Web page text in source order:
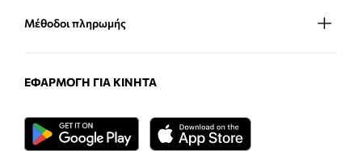
Μέθοδοι πληρωμής
ΕΦΑΡΜΟΓΉ ΓΙΑ ΚΙΝΗΤΆ